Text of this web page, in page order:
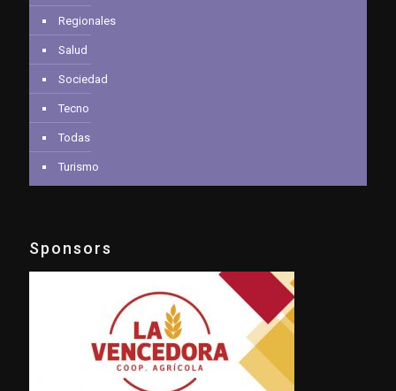
Regionales
Salud
Sociedad
Tecno
Todas
Turismo
Sponsors